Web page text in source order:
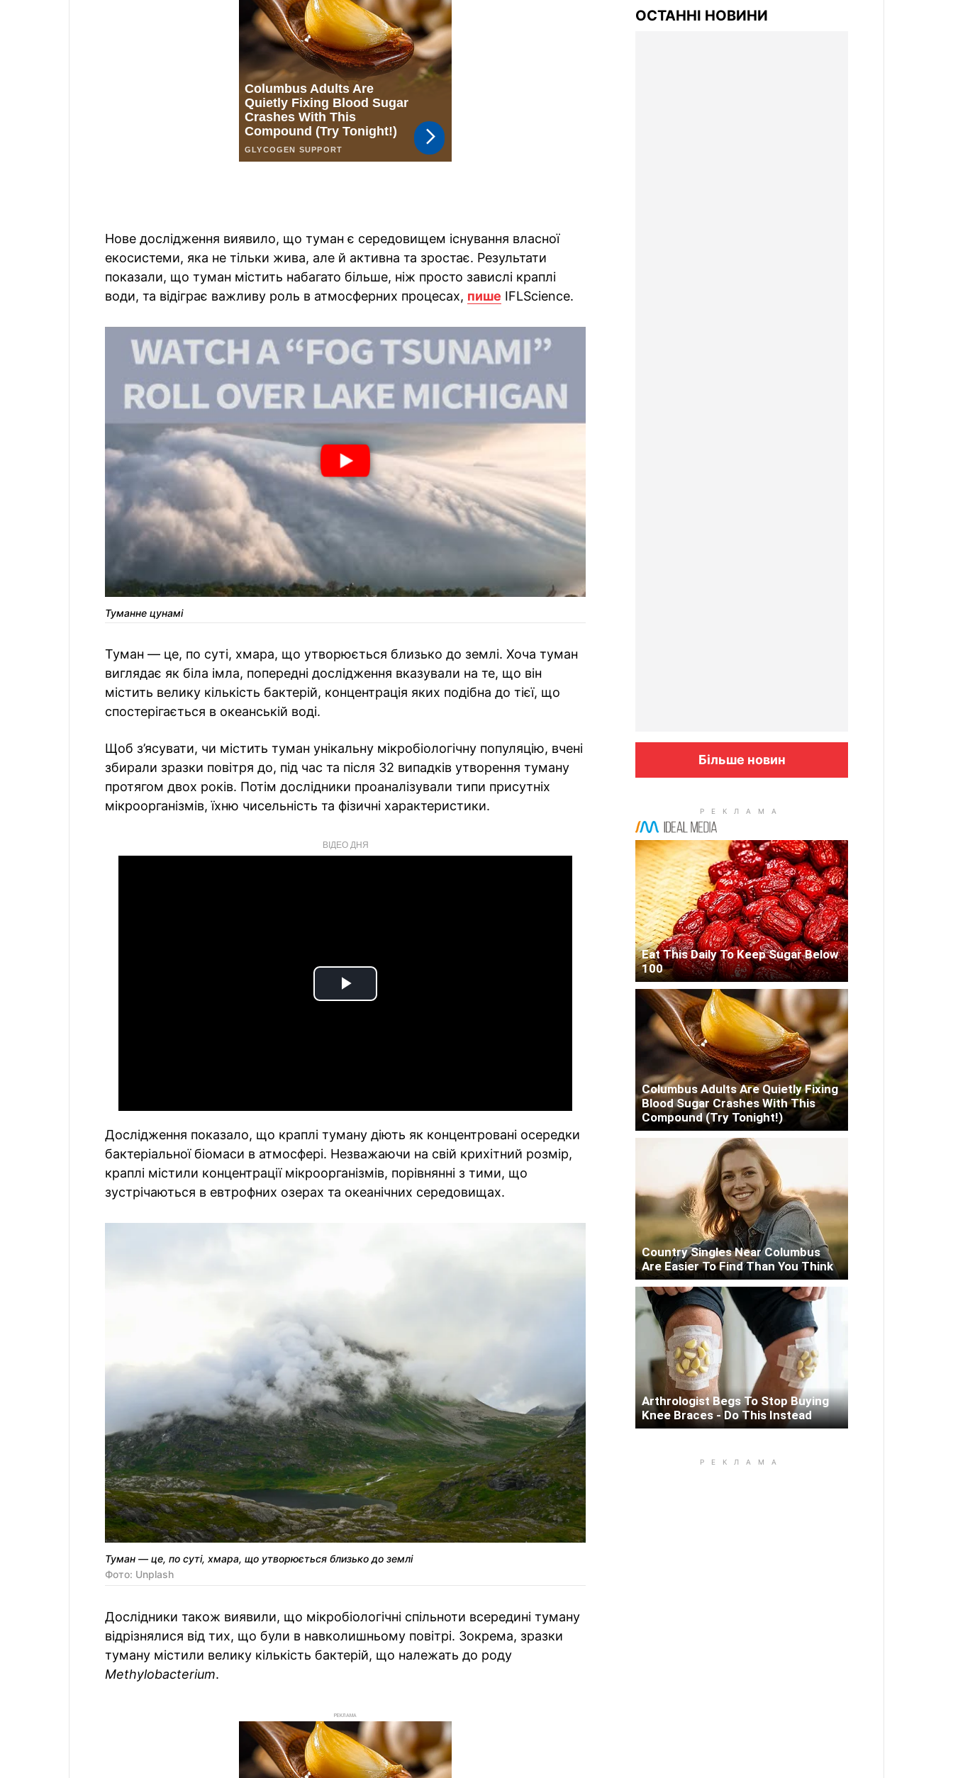
Нове дослідження виявило, що туман є середовищем існування власної
екосистеми, яка не тільки жива, але й активна та зростає. Результати
показали, що туман містить набагато більше, ніж просто завислі краплі
води, та відіграє важливу роль в атмосферних процесах, пише IFLScience.
Туманне цунамі
Туман — це, по суті, хмара, що утворюється близько до землі. Хоча туман
виглядає як біла імла, попередні дослідження вказували на те, що він
містить велику кількість бактерій, концентрація яких подібна до тієї, що
спостерігається в океанській воді.
Щоб з’ясувати, чи містить туман унікальну мікробіологічну популяцію, вчені
збирали зразки повітря до, під час та після 32 випадків утворення туману
протягом двох років. Потім дослідники проаналізували типи присутніх
мікроорганізмів, їхню чисельність та фізичні характеристики.
ВІДЕО ДНЯ
Play
Дослідження показало, що краплі туману діють як концентровані осередки
бактеріальної біомаси в атмосфері. Незважаючи на свій крихітний розмір,
краплі містили концентрації мікроорганізмів, порівнянні з тими, що
зустрічаються в евтрофних озерах та океанічних середовищах.
Туман — це, по суті, хмара, що утворюється близько до землі
Фото: Unplash
Дослідники також виявили, що мікробіологічні спільноти всередині туману
відрізнялися від тих, що були в навколишньому повітрі. Зокрема, зразки
туману містили велику кількість бактерій, що належать до роду
Methylobacterium.
РЕКЛАМА
ОСТАННІ НОВИНИ
Більше новин
Eat This Daily To Keep Sugar Below
100
Columbus Adults Are Quietly Fixing
Blood Sugar Crashes With This
Compound (Try Tonight!)
Country Singles Near Columbus
Are Easier To Find Than You Think
Arthrologist Begs To Stop Buying
Knee Braces - Do This Instead